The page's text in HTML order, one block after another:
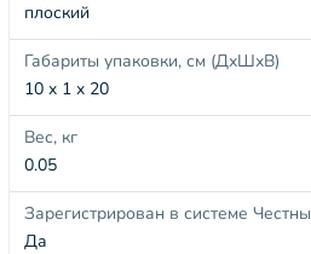
плоский
Габариты упаковки, см (ДхШхВ)
10 x 1 x 20
Вес, кг
0.05
Зарегистрирован в системе
Да